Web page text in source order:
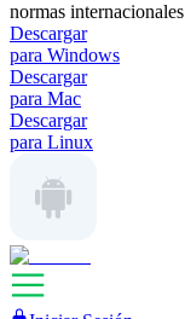
normas internacionales
Descargar
para Windows
Descargar
para Mac
Descargar
para Linux